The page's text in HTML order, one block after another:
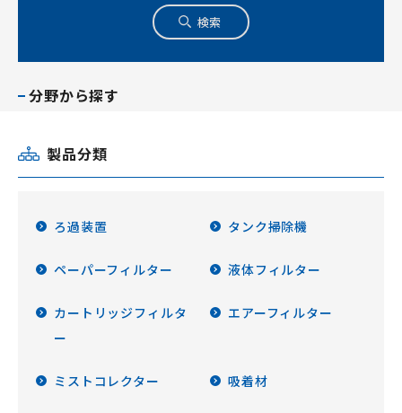
検索
分野から探す
製品分類
ろ過装置 タンク掃除機
ペーパーフィルター 液体フィルター
カートリッジフィルタ
ー
エアーフィルター
ミストコレクター 吸着材